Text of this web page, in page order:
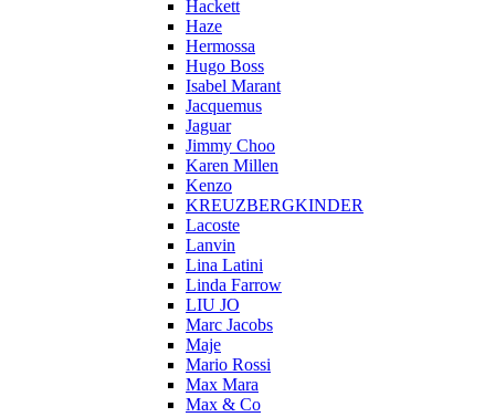
Hackett
Haze
Hermossa
Hugo Boss
Isabel Marant
Jacquemus
Jaguar
Jimmy Choo
Karen Millen
Kenzo
KREUZBERGKINDER
Lacoste
Lanvin
Lina Latini
Linda Farrow
LIU JO
Marc Jacobs
Maje
Mario Rossi
Max Mara
Max & Co